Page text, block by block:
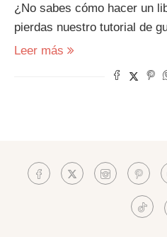
¿No sabes cómo hacer un
pierdas nuestro tutorial de
Leer más